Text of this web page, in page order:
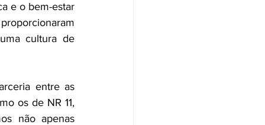
e o bem-estar
cultura de
entre as
os de NR 11,
não apenas